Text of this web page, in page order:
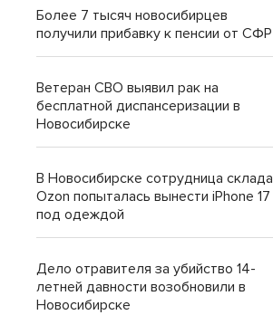
Более 7 тысяч новосибирцев
получили прибавку к пенсии от СФР
Ветеран СВО выявил рак на
бесплатной диспансеризации в
Новосибирске
В Новосибирске сотрудница склада
Ozon попыталась вынести iPhone 17
под одеждой
Дело отравителя за убийство 14-
летней давности возобновили в
Новосибирске